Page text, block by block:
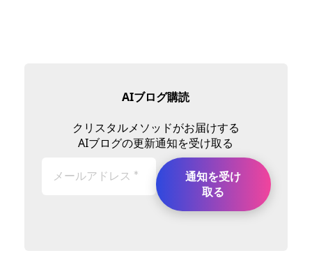
AIブログ購読
クリスタルメソッドがお届けする
AIブログの更新通知を受け取る